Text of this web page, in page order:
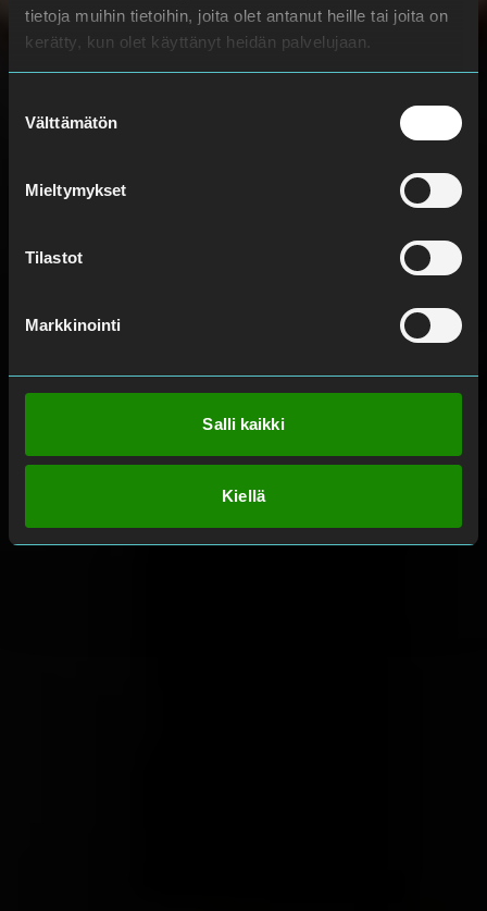
tietoja muihin tietoihin, joita olet antanut heille tai joita on
kerätty, kun olet käyttänyt heidän palvelujaan.
valinta
Välttämätön
Mieltymykset
Tilastot
Markkinointi
Salli kaikki
Kiellä